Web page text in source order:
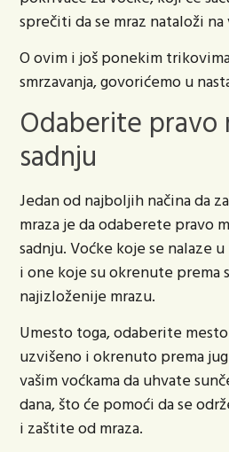
sprečiti da se mraz nataloži na
O ovim i još ponekim
smrzavanja, govorićemo u
Odaberite pravo
sadnju
Jedan od najboljih načina da
mraza je da odaberete pravo
sadnju. Voćke koje se nalaze
i one koje su okrenute prema
najizloženije mrazu.
Umesto toga, odaberite
uzvišeno i okrenuto prema
vašim voćkama da uhvate
dana, što će pomoći da se
i zaštite od mraza.